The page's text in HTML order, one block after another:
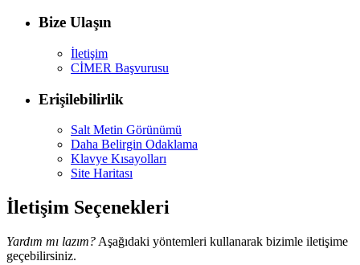
Bize Ulaşın
İletişim
CİMER Başvurusu
Erişilebilirlik
Salt Metin Görünümü
Daha Belirgin Odaklama
Klavye Kısayolları
Site Haritası
İletişim Seçenekleri
Yardım mı lazım? Aşağıdaki yöntemleri kullanarak bizimle iletişime
geçebilirsiniz.